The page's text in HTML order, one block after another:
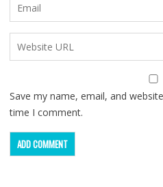
Save my name, email, and
time I comment.